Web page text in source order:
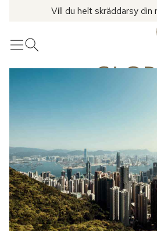
Vill du helt skräddarsy din
MenyÖppna sök